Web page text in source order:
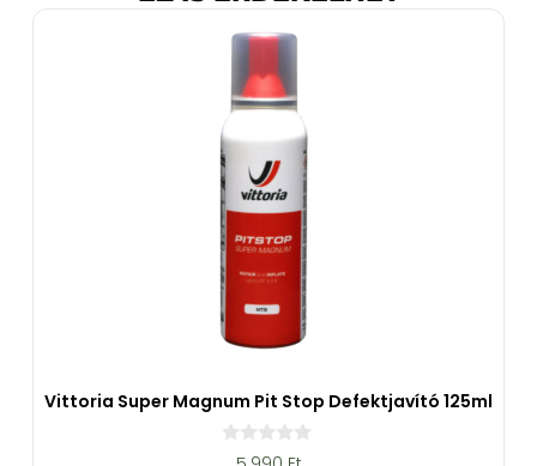
Vittoria Super Magnum Pit Stop Defektjavító 125ml